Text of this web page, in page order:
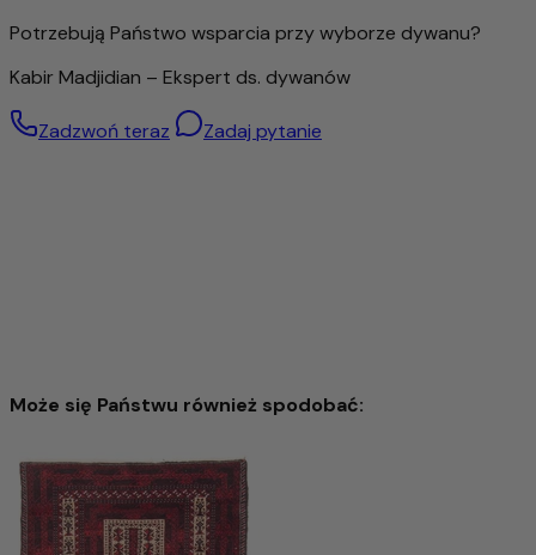
Ten dywan to nie tylko wysokiej jakości akcesoria do domu,
ale także produkt z charakterem, który w wyjątkowy
sposób łączy naturalność, jakość i tradycję.
Potrzebują Państwo wsparcia przy wyborze dywanu?
Kabir Madjidian – Ekspert ds. dywanów
Zadzwoń teraz Zadaj pytanie
Dywan Zieglera 73x54cm - Dywan orientalny
1.218,00 zł2.174,00 zł -43%
Może się Państwu również spodobać: